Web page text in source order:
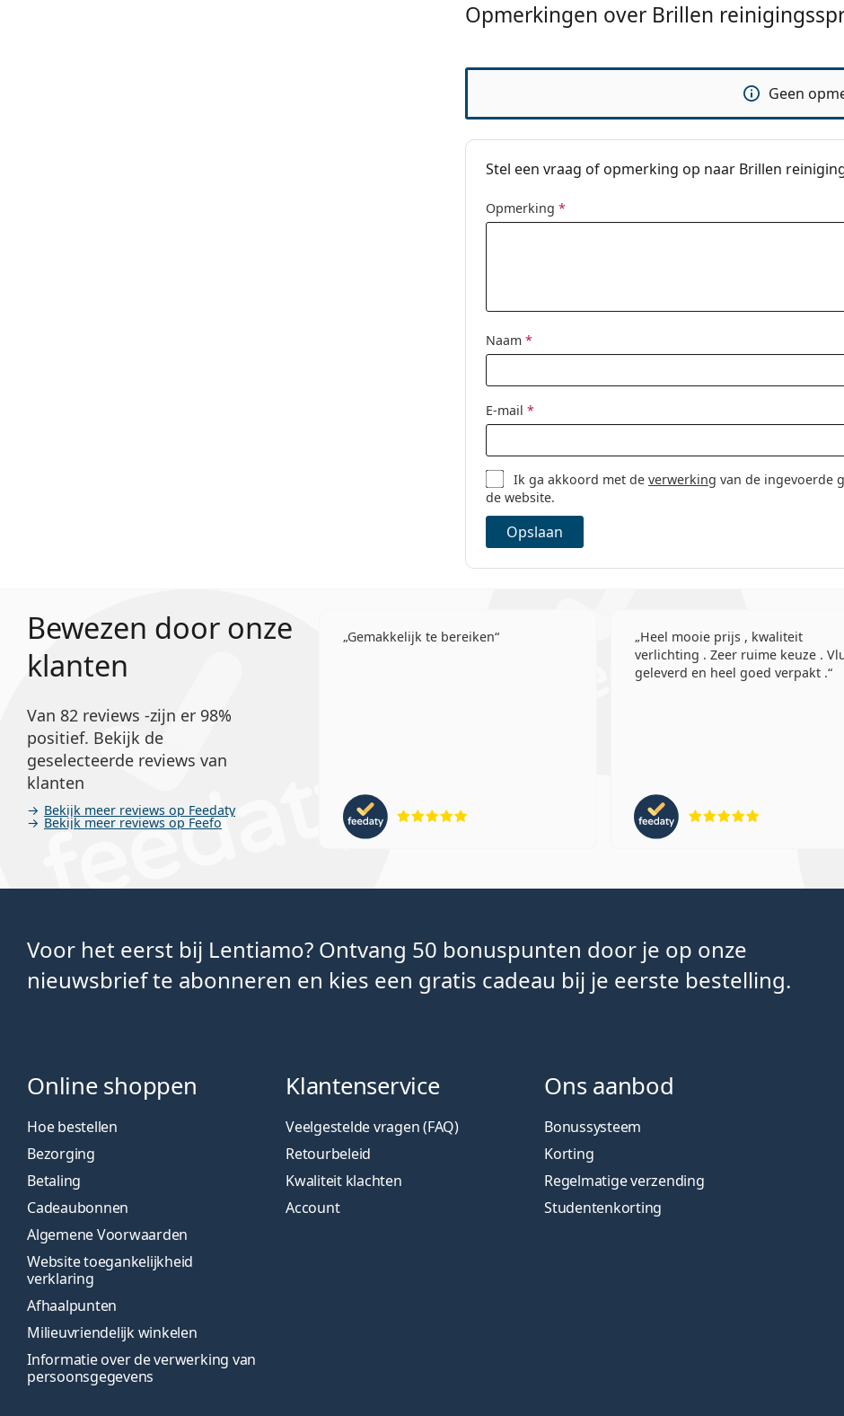
Opmerkingen over Brillen
Geen
Stel een vraag of opmerking op naar Brillen
Opmerking *
Naam *
E-mail *
Ik ga akkoord met deverwerking van de ingevoerde
de website.
Opslaan
Bewezen door onze
klanten
Van 82 reviews -zijn er 98%
positief. Bekijk de
geselecteerde reviews van
klanten
Bekijk meer reviews op Feedaty
Bekijk meer reviews op Feefo
Gemakkelijk te bereiken
Heel mooie prijs , kwaliteit
verlichting . Zeer ruime keuze .
geleverd en heel goed verpakt .
Voor het eerst bij Lentiamo? Ontvang 50 bonuspunten door je op onze
nieuwsbrief te abonneren en kies een gratis cadeau bij je eerste bestelling.
Online shoppen
Hoe bestellen
Bezorging
Betaling
Cadeaubonnen
Algemene Voorwaarden
Website toegankelijkheid
verklaring
Afhaalpunten
Milieuvriendelijk winkelen
Informatie over de verwerking van
persoonsgegevens
Klantenservice
Veelgestelde vragen (FAQ)
Retourbeleid
Kwaliteit klachten
Account
Ons aanbod
Bonussysteem
Korting
Regelmatige verzending
Studentenkorting